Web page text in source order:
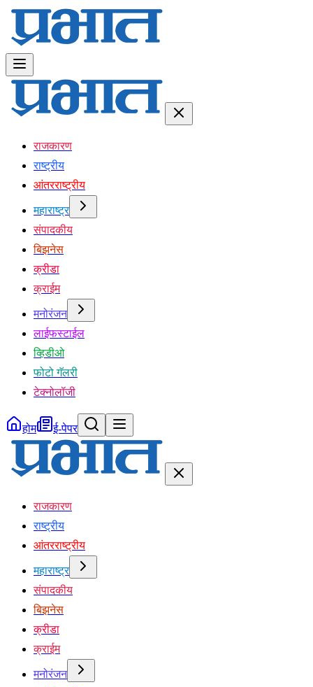
राजकारण
राष्ट्रीय
आंतरराष्ट्रीय
महाराष्ट्र
संपादकीय
बिझनेस
क्रीडा
क्राईम
मनोरंजन
लाईफस्टाईल
व्हिडीओ
फोटो गॅलरी
टेक्नोलॉजी
होम ई-पेपर
राजकारण
राष्ट्रीय
आंतरराष्ट्रीय
महाराष्ट्र
संपादकीय
बिझनेस
क्रीडा
क्राईम
मनोरंजन